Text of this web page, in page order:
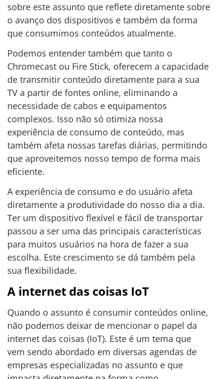
sobre este assunto que reflete diretamente sobre
o avanço dos dispositivos e também da forma
que consumimos conteúdos atualmente.
Podemos entender também que tanto o
Chromecast ou Fire Stick, oferecem a capacidade
de transmitir conteúdo diretamente para a sua
TV a partir de fontes online, eliminando a
necessidade de cabos e equipamentos
complexos. Isso não só otimiza nossa
experiência de consumo de conteúdo, mas
também afeta nossas tarefas diárias, permitindo
que aproveitemos nosso tempo de forma mais
eficiente.
A experiência de consumo e do usuário afeta
diretamente a produtividade do nosso dia a dia.
Ter um dispositivo flexível e fácil de transportar
passou a ser uma das principais características
para muitos usuários na hora de fazer a sua
escolha. Este crescimento se dá também pela
sua flexibilidade.
A internet das coisas IoT
Quando o assunto é consumir conteúdos online,
não podemos deixar de mencionar o papel da
internet das coisas (IoT). Este é um tema que
vem sendo abordado em diversas agendas de
empresas especializadas no assunto e que